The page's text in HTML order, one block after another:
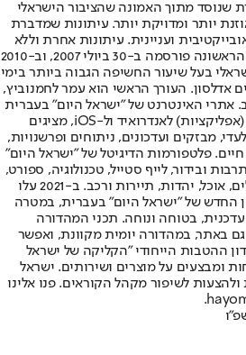
שנוסד מתוך האמונה שהציבור הישראלי
יותר ומדויקת יותר. עיתונות שמדברת
ועניינית. עיתונות אחרת וללא
תשלום. המהדורה המודפסת הראשונה פורסמה ב-30 ביולי 2007, וב-2010
בעל שיעור החשיפה הגבוה ביותר בימי
אדלסון. העורך הראשי הוא עמר לחמנוביץ,
אתרי האינטרנט של "ישראל היום" בעברית
ובאנגלית, כמו כן היישומונים (אפליקציות) לאנדרואיד ול-iOS, מציגים
מבזקים ועדכונים, ניתוחים ופרשנויות,
חיים. פלטפורמות הדיגיטל של "ישראל היום"
ובידור, לייף סטייל, טכנולוגיה, ספורט,
כלכלה וצרכנות, בריאות, חיילים, אוכל, יהדות, תיירות ורכב. ב-2021 עלו
החדש של "ישראל היום" בעברית, במטרה
בטוחה ונוחה. תכני המהדורה
באתר, במהדורה יומית מקוונת, ואפשר
ההטבות הייחודי "הקליקה של ישראל
ומבצעים על מוצרים ושירותים. ישראל
לשיפור מקהל הקוראים. פנו אלינו